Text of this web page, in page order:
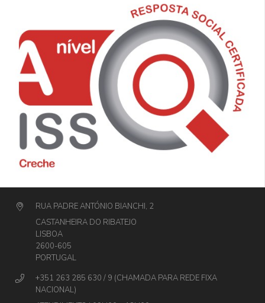
RUA PADRE ANTÓNIO BIANCHI, 2
CASTANHEIRA DO RIBATEJO
LISBOA
2600-605
PORTUGAL
+351 263 285 630 / 9 (CHAMADA PARA REDE FIXA
NACIONAL)